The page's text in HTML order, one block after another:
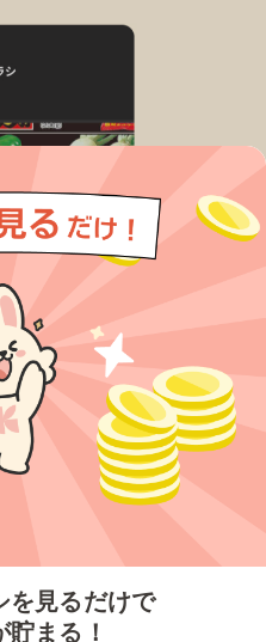
を見るだけで
まる！